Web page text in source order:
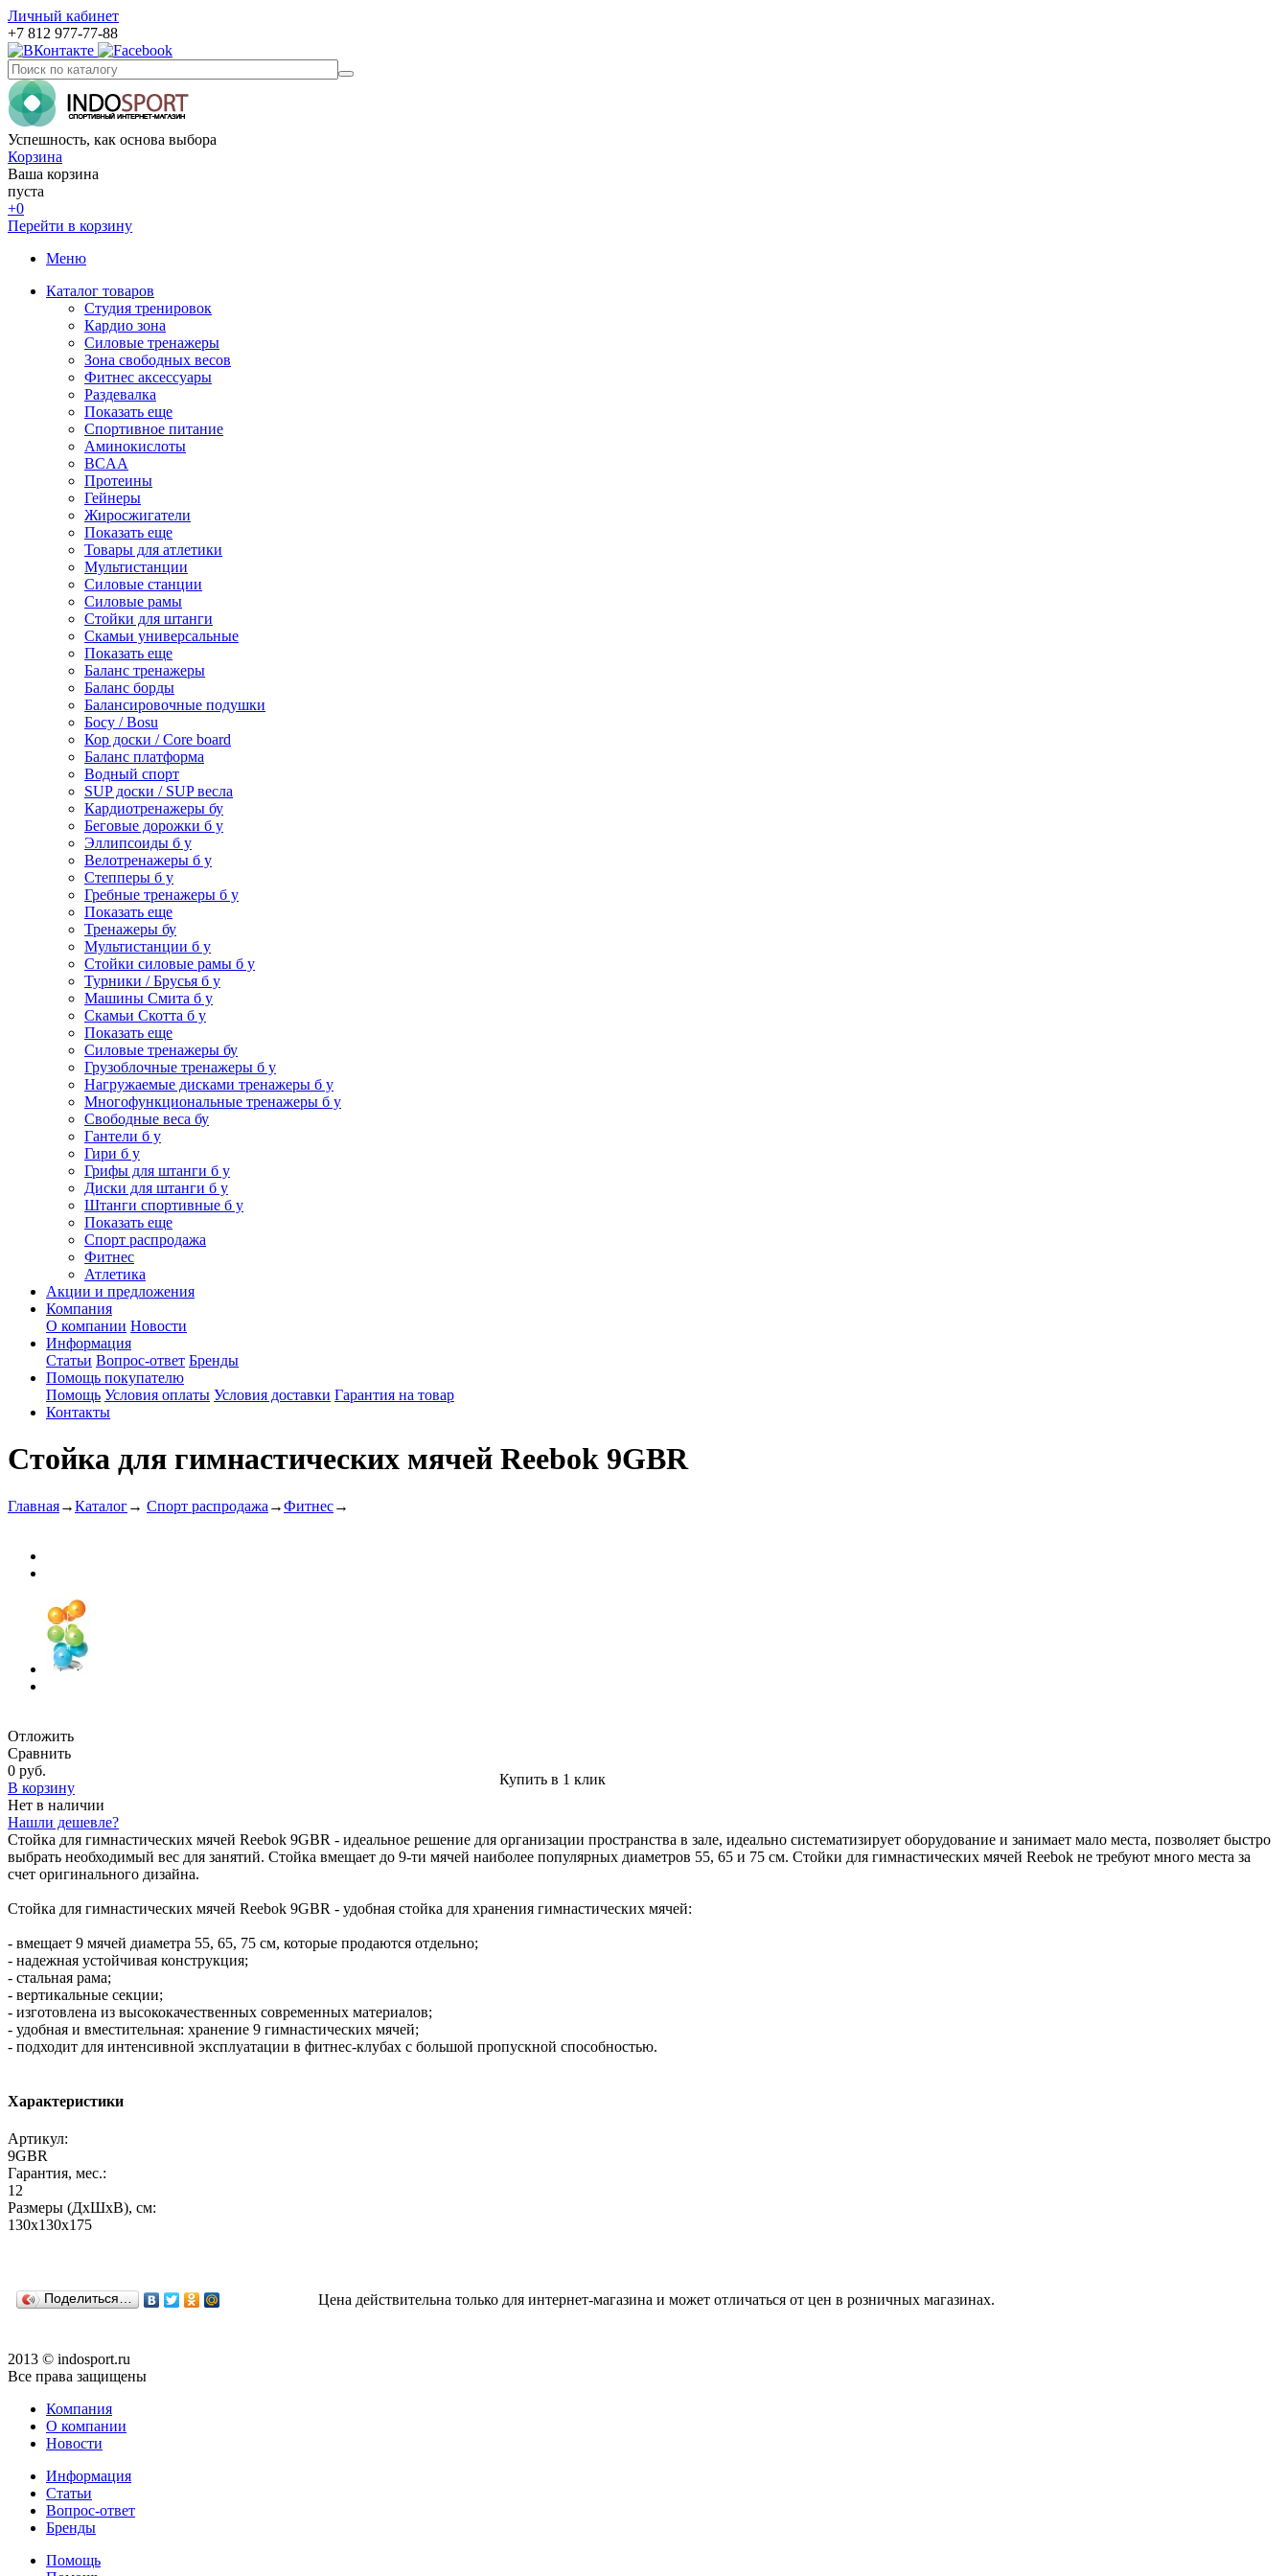
Личный кабинет
+7 812 977-77-88
Успешность, как основа выбора
Корзина
Ваша корзина
пуста
+0
Перейти в корзину
Меню
Каталог товаров
Студия тренировок
Кардио зона
Силовые тренажеры
Зона свободных весов
Фитнес аксессуары
Раздевалка
Показать еще
Спортивное питание
Аминокислоты
BCAA
Протеины
Гейнеры
Жиросжигатели
Показать еще
Товары для атлетики
Мультистанции
Силовые станции
Силовые рамы
Стойки для штанги
Скамьи универсальные
Показать еще
Баланс тренажеры
Баланс борды
Балансировочные подушки
Босу / Bosu
Кор доски / Core board
Баланс платформа
Водный спорт
SUP доски / SUP весла
Кардиотренажеры бу
Беговые дорожки б у
Эллипсоиды б у
Велотренажеры б у
Степперы б у
Гребные тренажеры б у
Показать еще
Тренажеры бу
Мультистанции б у
Стойки силовые рамы б у
Турники / Брусья б у
Машины Смита б у
Скамьи Скотта б у
Показать еще
Силовые тренажеры бу
Грузоблочные тренажеры б у
Нагружаемые дисками тренажеры б у
Многофункциональные тренажеры б у
Свободные веса бу
Гантели б у
Гири б у
Грифы для штанги б у
Диски для штанги б у
Штанги спортивные б у
Показать еще
Спорт распродажа
Фитнес
Атлетика
Акции и предложения
Компания
О компании Новости
Информация
Статьи Вопрос-ответ Бренды
Помощь покупателю
Помощь Условия оплаты Условия доставки Гарантия на товар
Контакты
Стойка для гимнастических мячей Reebok 9GBR
Главная→Каталог→ Спорт распродажа →Фитнес→
Отложить
Сравнить
0 руб.
В корзину
Купить в 1 клик
Нет в наличии
Нашли дешевле?
Стойка для гимнастических мячей Reebok 9GBR - идеальное решение для организации пространства в зале, идеально систематизирует оборудование и занимает мало места, позволяет быстро
выбрать необходимый вес для занятий. Стойка вмещает до 9-ти мячей наиболее популярных диаметров 55, 65 и 75 см. Стойки для гимнастических мячей Reebok не требуют много места за
счет оригинального дизайна.
Стойка для гимнастических мячей Reebok 9GBR - удобная стойка для хранения гимнастических мячей:
- вмещает 9 мячей диаметра 55, 65, 75 см, которые продаются отдельно;
- надежная устойчивая конструкция;
- стальная рама;
- вертикальные секции;
- изготовлена из высококачественных современных материалов;
- удобная и вместительная: хранение 9 гимнастических мячей;
- подходит для интенсивной эксплуатации в фитнес-клубах с большой пропускной способностью.
Характеристики
Артикул:
9GBR
Гарантия, мес.:
12
Размеры (ДхШхВ), см:
130х130х175
Поделиться… Цена действительна только для интернет-магазина и может отличаться от цен в розничных магазинах.
2013 © indosport.ru
Все права защищены
Компания
О компании
Новости
Информация
Статьи
Вопрос-ответ
Бренды
Помощь